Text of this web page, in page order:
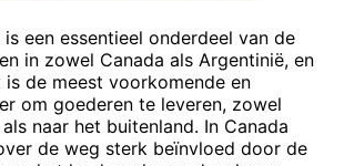
een essentieel onderdeel van de
in zowel Canada als Argentinië, en
de meest voorkomende en
om goederen te leveren, zowel
naar het buitenland. In Canada
de weg sterk beïnvloed door de